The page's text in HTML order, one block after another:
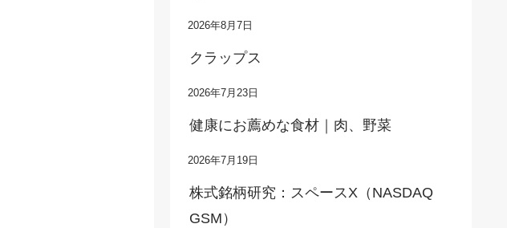
2026年8月7日
クラップス
2026年7月23日
健康にお薦めな食材｜肉、野菜
2026年7月19日
株式銘柄研究：スペースX（NASDAQ
GSM）